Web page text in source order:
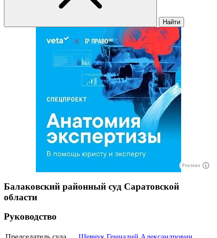
Найти
Реклама
Балаковский районный суд Саратовской
области
Руководство